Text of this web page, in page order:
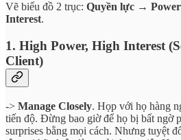
Vẽ biểu đồ 2 trục: Quyền lực → Power
Interest.
1. High Power, High Interest
Client)
-> Manage Closely. Họp với họ hàng
tiến độ. Đừng bao giờ để họ bị bất ngờ
surprises bằng mọi cách. Nhưng tuyệt